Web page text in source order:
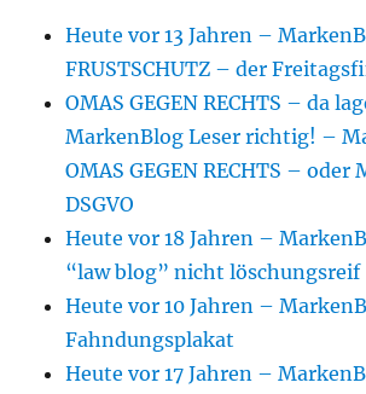
Heute vor 13 Jahren –
FRUSTSCHUTZ – der
OMAS GEGEN RECHTS – da
MarkenBlog Leser richtig! –
OMAS GEGEN RECHTS – oder
DSGVO
Heute vor 18 Jahren –
“law blog” nicht löschungsreif
Heute vor 10 Jahren –
Fahndungsplakat
Heute vor 17 Jahren –